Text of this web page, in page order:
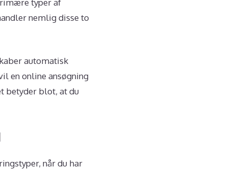
nemlig disse to
automatisk
en online ansøgning
betyder blot, at du
når du har